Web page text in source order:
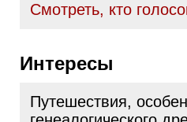
Cмотреть, кто
Интересы
Путешествия,